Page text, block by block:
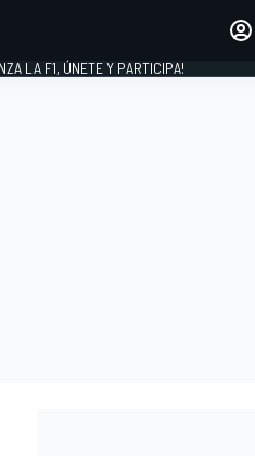
LA F1, ÚNETE Y PARTICIPA!